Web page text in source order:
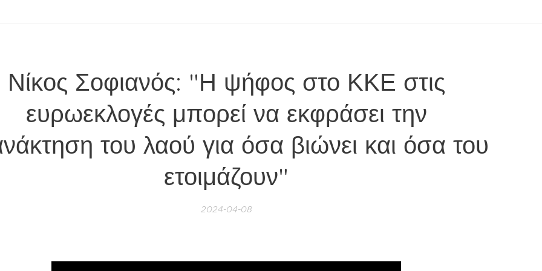
Νίκος Σοφιανός: "Η ψήφος στο ΚΚΕ στις
ευρωεκλογές μπορεί να εκφράσει την
του λαού για όσα βιώνει και όσα του
ετοιμάζουν"
2024-04-08